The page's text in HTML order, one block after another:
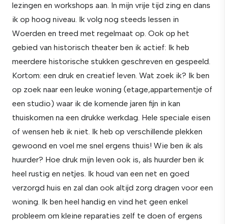
lezingen en workshops aan. In mijn vrije tijd zing en dans
ik op hoog niveau. Ik volg nog steeds lessen in
Woerden en treed met regelmaat op. Ook op het
gebied van historisch theater ben ik actief: Ik heb
meerdere historische stukken geschreven en gespeeld.
Kortom: een druk en creatief leven. Wat zoek ik? Ik ben
op zoek naar een leuke woning (etage,appartementje of
een studio) waar ik de komende jaren fijn in kan
thuiskomen na een drukke werkdag. Hele speciale eisen
of wensen heb ik niet. Ik heb op verschillende plekken
gewoond en voel me snel ergens thuis! Wie ben ik als
huurder? Hoe druk mijn leven ook is, als huurder ben ik
heel rustig en netjes. Ik houd van een net en goed
verzorgd huis en zal dan ook altijd zorg dragen voor een
woning. Ik ben heel handig en vind het geen enkel
probleem om kleine reparaties zelf te doen of ergens